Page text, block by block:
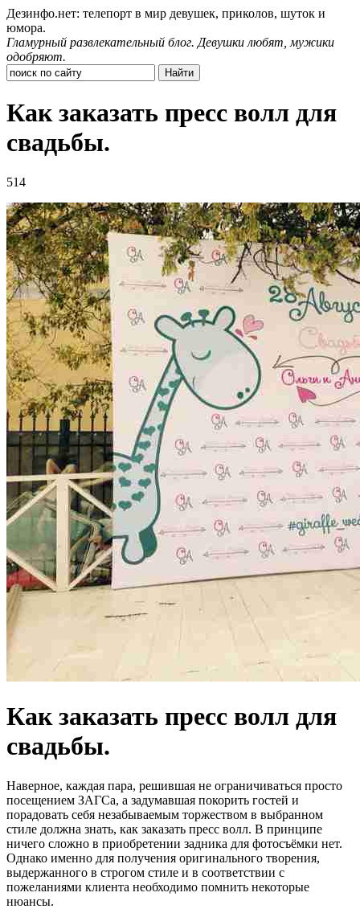
Дезинфо.нет: телепорт в мир девушек, приколов, шуток и
юмора.
Гламурный развлекательный блог. Девушки любят, мужики
одобряют.
Как заказать пресс волл для
свадьбы.
514
Как заказать пресс волл для
свадьбы.
Наверное, каждая пара, решившая не ограничиваться просто
посещением ЗАГСа, а задумавшая покорить гостей и
порадовать себя незабываемым торжеством в выбранном
стиле должна знать, как заказать пресс волл. В принципе
ничего сложно в приобретении задника для фотосъёмки нет.
Однако именно для получения оригинального творения,
выдержанного в строгом стиле и в соответствии с
пожеланиями клиента необходимо помнить некоторые
нюансы.